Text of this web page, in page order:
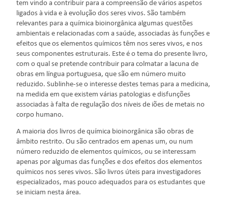
tem vindo a contribuir para a compreensão de vários aspetos
ligados à vida e à evolução dos seres vivos. São também
relevantes para a química bioinorgânica algumas questões
ambientais e relacionadas com a saúde, associadas às funções e
efeitos que os elementos químicos têm nos seres vivos, e nos
seus componentes estruturais. Este é o tema do presente livro,
com o qual se pretende contribuir para colmatar a lacuna de
obras em língua portuguesa, que são em número muito
reduzido. Sublinhe-se o interesse destes temas para a medicina,
na medida em que existem várias patologias e disfunções
associadas à falta de regulação dos níveis de iões de metais no
corpo humano.
A maioria dos livros de química bioinorgânica são obras de
âmbito restrito. Ou são centrados em apenas um, ou num
número reduzido de elementos químicos, ou se interessam
apenas por algumas das funções e dos efeitos dos elementos
químicos nos seres vivos. São livros úteis para investigadores
especializados, mas pouco adequados para os estudantes que
se iniciam nesta área.